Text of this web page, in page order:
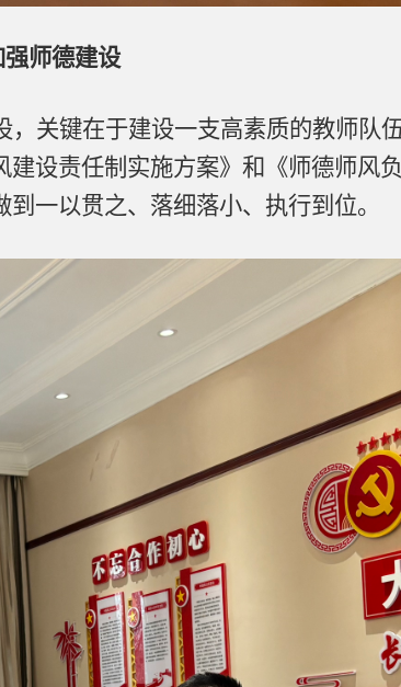
师德建设
关键在于建设一支高素质的教师队
设责任制实施方案》和《师德师风
一以贯之、落细落小、执行到位。